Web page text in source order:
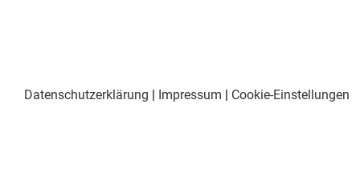
Datenschutzerklärung | Impressum | Cookie-Einstellungen